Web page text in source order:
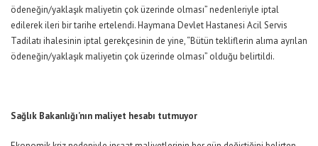
ödeneğin/yaklaşık maliyetin çok üzerinde olması” nedenleriyle iptal
edilerek ileri bir tarihe ertelendi. Haymana Devlet Hastanesi Acil Servis
Tadilatı ihalesinin iptal gerekçesinin de yine, “Bütün tekliflerin alıma ayrılan
ödeneğin/yaklaşık maliyetin çok üzerinde olması” olduğu belirtildi.
Sağlık Bakanlığı’nın maliyet hesabı tutmuyor